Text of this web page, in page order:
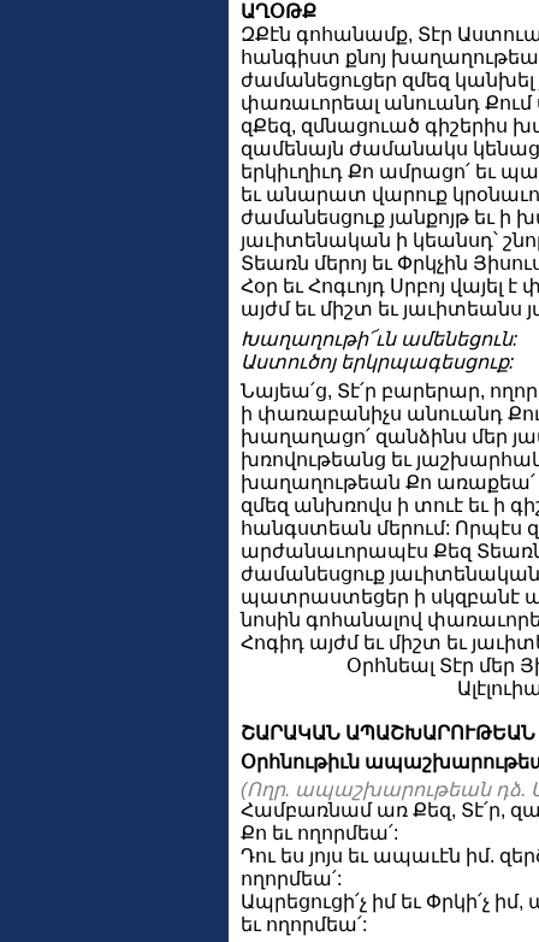
ԱՂՕԹՔ
ԶՔէն գոհանամք, Տէր
հանգիստ քնոյ
ժամանեցուցեր զմեզ
փառաւորեալ անուանդ Քում
զՔեզ, զմնացուած գիշերիս
զամենայն ժամանակս
երկիւղիւդ Քո ամրացո՛ եւ
եւ անարատ վարուք
ժամանեսցուք յանքոյթ եւ
յաւիտենական ի կեանսդ՝
Տեառն մերոյ եւ Փրկչին
Հօր եւ Հոգւոյդ Սրբոյ
այժմ եւ միշտ եւ յաւիտեանս
Խաղաղութի՜ւն ամենեցուն:
Աստուծոյ երկրպագեսցուք:
Նայեա՛ց, Տէ՛ր բարերար,
ի փառաբանիչս անուանդ
խաղաղացո՛ զանձինս մեր
խռովութեանց եւ
խաղաղութեան Քո առաքեա՛
զմեզ անխռովս ի տուէ եւ ի
հանգստեան մերում: Որպէս
արժանաւորապէս Քեզ
ժամանեսցուք
պատրաստեցեր ի սկզբանէ
նոսին գոհանալով
Հոգիդ այժմ եւ միշտ եւ
Օրհնեալ Տէր մեր
ՇԱՐԱԿԱՆ ԱՊԱՇԽԱՐՈՒԹԵԱՆ
Օրհնութիւն
(Ողր. ապաշխարութեան դձ.
Համբառնամ առ Քեզ, Տէ՛ր,
Քո եւ ողորմեա՛:
Դու ես յոյս եւ ապաւէն իմ.
ողորմեա՛:
Ապրեցուցի՛չ իմ եւ Փրկի՛չ
եւ ողորմեա՛: